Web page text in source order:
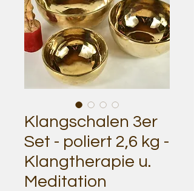
Klangschalen 3er
Set - poliert 2,6 kg -
Klangtherapie u.
Meditation